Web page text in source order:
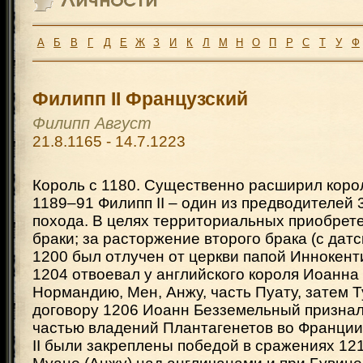
А Б В Г Д Е Ж З И К Л М Н О П Р С Т У Ф
Филипп II Французский
Филипп Август
21.8.1165 - 14.7.1223
Король с 1180. Существенно расширил
1189–91 Филипп II – один из предводителей
похода. В целях территориальных
браки; за расторжение второго брака (с
1200 был отлучен от церкви папой
1204 отвоевал у английского короля
Нормандию, Мен, Анжу, часть Пуату, затем
договору 1206 Иоанн Безземельный
частью владений Плантагенетов во
II были закреплены победой в сражениях